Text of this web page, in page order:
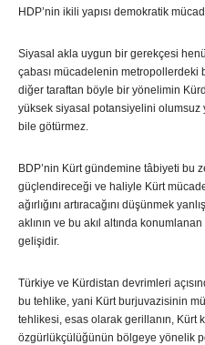
HDP’nin ikili yapısı demokratik
Siyasal akla uygun bir gerekçesi
çabası mücadelenin metropollerdeki
diğer taraftan böyle bir yönelimin
yüksek siyasal potansiyelini olumsuz
bile götürmez.
BDP’nin Kürt gündemine tâbiyeti bu
güçlendireceği ve haliyle Kürt
ağırlığını artıracağını düşünmek
aklının ve bu akıl altında
gelişidir.
Türkiye ve Kürdistan devrimleri
bu tehlike, yani Kürt burjuvazisinin
tehlikesi, esas olarak gerillanın, Kürt
özgürlükçülüğünün bölgeye yönelik